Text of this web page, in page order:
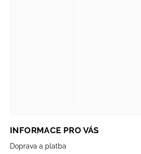
INFORMACE PRO VÁS
Doprava a platba